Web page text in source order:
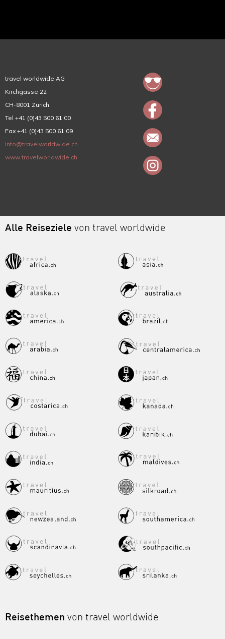
travel worldwide AG
Kirchgasse 22
CH-8001 Zürich
Tel +41 (0)43 500 61 00
Fax +41 (0)43 500 61 09
info@travelworldwide.ch
www.travelworldwide.ch
Alle Reiseziele von travel worldwide
Reisethemen von travel worldwide